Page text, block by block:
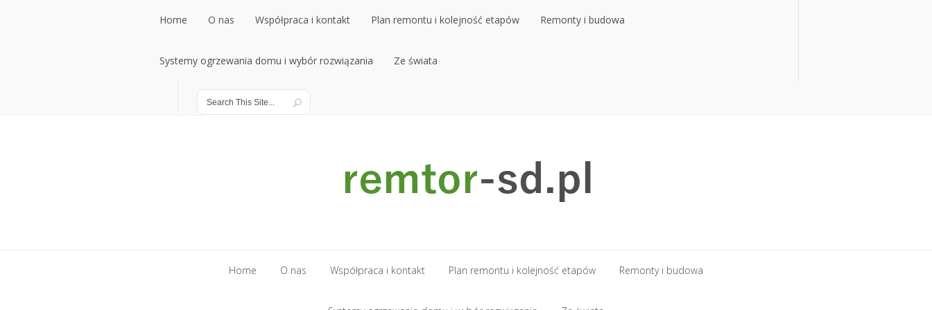
Home
Home
O nas
O nas
Współpraca i kontakt
Współpraca i kontakt
Plan remontu i kolejność etapów
Plan remontu i kolejność etapów
Remonty i budowa
Systemy ogrzewania domu i wybór rozwiązania
Systemy ogrzewania domu i wybór rozwiązania
Ze świata
Home O nas Współpraca i kontakt Plan remontu i kolejność etapów Remonty i budowa